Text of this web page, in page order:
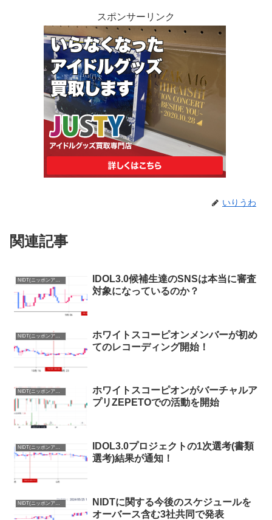
スポンサーリンク
いりうわ
関連記事
NIDT(ニッポンアイドルトークン)まとめ
IDOL3.0候補生達のSNSは本当に審査
対象になっているのか？
ホワイトスコーピオンメンバーが初め
てのレコーディング開始！
NIDT(ニッポンアイドルトークン)まとめ
ホワイトスコーピオンがバーチャルア
プリZEPETOでの活動を開始
NIDT(ニッポンアイドルトークン)まとめ
IDOL3.0プロジェクトの1次選考(書類
選考)結果が通知！
NIDTに関する今後のスケジュールを
オーバース含む3社共同で発表